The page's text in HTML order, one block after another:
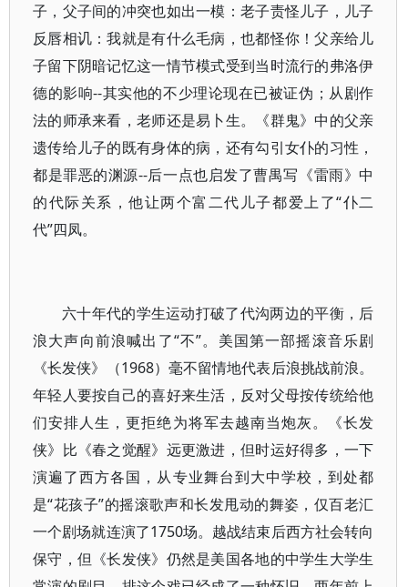
子，父子间的冲突也如出一模：老子责怪儿子，儿子
反唇相讥：我就是有什么毛病，也都怪你！父亲给儿
子留下阴暗记忆这一情节模式受到当时流行的弗洛伊
德的影响--其实他的不少理论现在已被证伪；从剧作
法的师承来看，老师还是易卜生。《群鬼》中的父亲
遗传给儿子的既有身体的病，还有勾引女仆的习性，
都是罪恶的渊源--后一点也启发了曹禺写《雷雨》中
的代际关系，他让两个富二代儿子都爱上了“仆二
代”四凤。
六十年代的学生运动打破了代沟两边的平衡，后
浪大声向前浪喊出了“不”。美国第一部摇滚音乐剧
《长发侠》（1968）毫不留情地代表后浪挑战前浪。
年轻人要按自己的喜好来生活，反对父母按传统给他
们安排人生，更拒绝为将军去越南当炮灰。《长发
侠》比《春之觉醒》远更激进，但时运好得多，一下
演遍了西方各国，从专业舞台到大中学校，到处都
是“花孩子”的摇滚歌声和长发甩动的舞姿，仅百老汇
一个剧场就连演了1750场。越战结束后西方社会转向
保守，但《长发侠》仍然是美国各地的中学生大学生